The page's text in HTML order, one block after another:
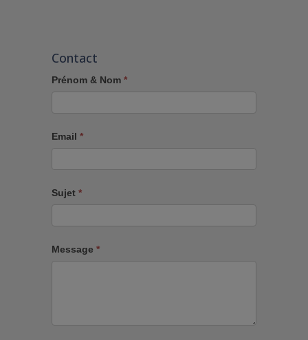
Contact
Prénom & Nom *
Email *
Sujet *
Message *